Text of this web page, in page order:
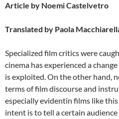
Article by Noemi Castelvetro
Translated by Paola
Specialized film critics were
cinema has experienced a
is exploited. On the other hand,
terms of film discourse and
especially evidentin films like
intent is to tell a certain